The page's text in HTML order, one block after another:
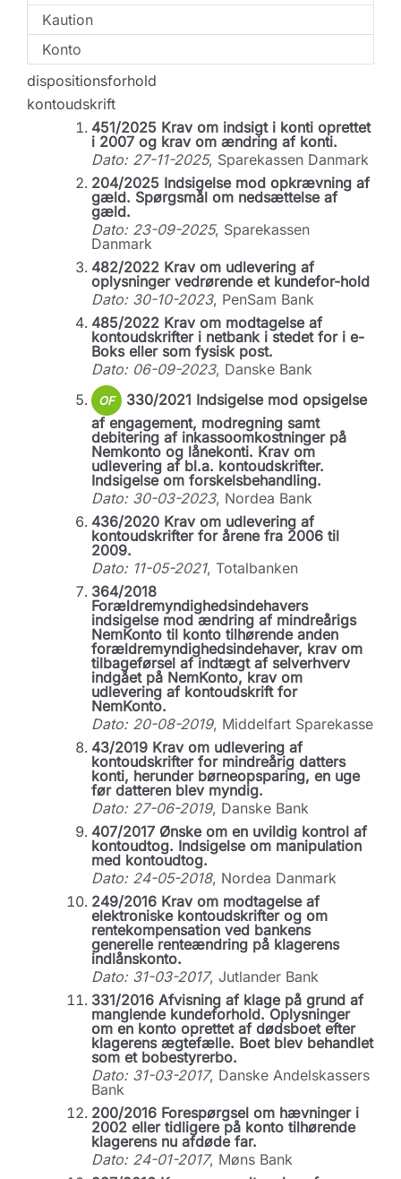
Kaution
Konto
dispositionsforhold
kontoudskrift
451/2025 Krav om indsigt i konti oprettet
i 2007 og krav om ændring af konti.
Dato: 27-11-2025, Sparekassen Danmark
204/2025 Indsigelse mod opkrævning af
gæld. Spørgsmål om nedsættelse af
gæld.
Dato: 23-09-2025, Sparekassen
Danmark
482/2022 Krav om udlevering af
oplysninger vedrørende et kundefor-hold
Dato: 30-10-2023, PenSam Bank
485/2022 Krav om modtagelse af
kontoudskrifter i netbank i stedet for i e-
Boks eller som fysisk post.
Dato: 06-09-2023, Danske Bank
OF
330/2021 Indsigelse mod opsigelse
af engagement, modregning samt
debitering af inkassoomkostninger på
Nemkonto og lånekonti. Krav om
udlevering af bl.a. kontoudskrifter.
Indsigelse om forskelsbehandling.
Dato: 30-03-2023, Nordea Bank
436/2020 Krav om udlevering af
kontoudskrifter for årene fra 2006 til
2009.
Dato: 11-05-2021, Totalbanken
364/2018
Forældremyndighedsindehavers
indsigelse mod ændring af mindreårigs
NemKonto til konto tilhørende anden
forældremyndighedsindehaver, krav om
tilbageførsel af indtægt af selverhverv
indgået på NemKonto, krav om
udlevering af kontoudskrift for
NemKonto.
Dato: 20-08-2019, Middelfart Sparekasse
43/2019 Krav om udlevering af
kontoudskrifter for mindreårig datters
konti, herunder børneopsparing, en uge
før datteren blev myndig.
Dato: 27-06-2019, Danske Bank
407/2017 Ønske om en uvildig kontrol af
kontoudtog. Indsigelse om manipulation
med kontoudtog.
Dato: 24-05-2018, Nordea Danmark
249/2016 Krav om modtagelse af
elektroniske kontoudskrifter og om
rentekompensation ved bankens
generelle renteændring på klagerens
indlånskonto.
Dato: 31-03-2017, Jutlander Bank
331/2016 Afvisning af klage på grund af
manglende kundeforhold. Oplysninger
om en konto oprettet af dødsboet efter
klagerens ægtefælle. Boet blev behandlet
som et bobestyrerbo.
Dato: 31-03-2017, Danske Andelskassers
Bank
200/2016 Forespørgsel om hævninger i
2002 eller tidligere på konto tilhørende
klagerens nu afdøde far.
Dato: 24-01-2017, Møns Bank